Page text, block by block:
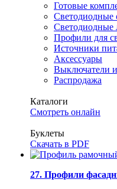
Готовые
Светодиодные
Светодиодные
Профили для
Источники
Аксессуары
Выключатели
Распродажа
Каталоги
Смотреть онлайн
Буклеты
Скачать в PDF
27. Профили